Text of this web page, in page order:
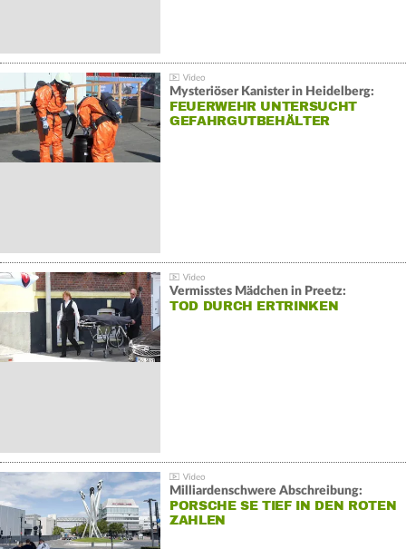
Mysteriöser Kanister in Heidelberg:
FEUERWEHR UNTERSUCHT
GEFAHRGUTBEHÄLTER
Vermisstes Mädchen in Preetz:
TOD DURCH ERTRINKEN
Milliardenschwere Abschreibung:
PORSCHE SE TIEF IN DEN ROTEN
ZAHLEN